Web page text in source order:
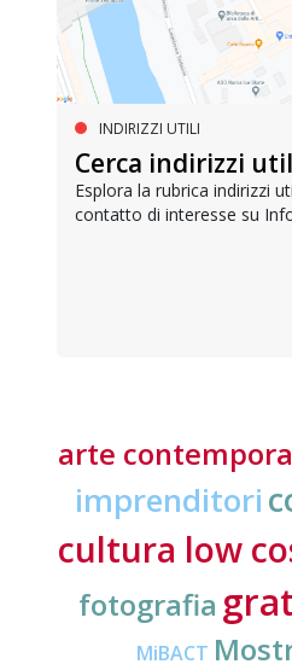
INDIRIZZI UTILI
Cerca indirizzi
Esplora la rubrica indirizzi
contatto di interesse su
arte
imprenditori
cultura low
fotografia
MiBACT